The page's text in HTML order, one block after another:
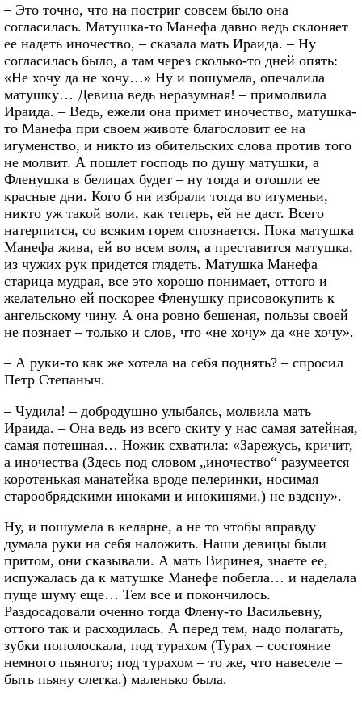
– Это точно, что на постриг совсем было она
согласилась. Матушка-то Манефа давно ведь склоняет
ее надеть иночество, – сказала мать Ираида. – Ну
согласилась было, а там через сколько-то дней опять:
«Не хочу да не хочу…» Ну и пошумела, опечалила
матушку… Девица ведь неразумная! – примолвила
Ираида. – Ведь, ежели она примет иночество, матушка-
то Манефа при своем животе благословит ее на
игуменство, и никто из обительских слова против того
не молвит. А пошлет господь по душу матушки, а
Фленушка в белицах будет – ну тогда и отошли ее
красные дни. Кого б ни избрали тогда во игуменьи,
никто уж такой воли, как теперь, ей не даст. Всего
натерпится, со всяким горем спознается. Пока матушка
Манефа жива, ей во всем воля, а преставится матушка,
из чужих рук придется глядеть. Матушка Манефа
старица мудрая, все это хорошо понимает, оттого и
желательно ей поскорее Фленушку присовокупить к
ангельскому чину. А она ровно бешеная, пользы своей
не познает – только и слов, что «не хочу» да «не хочу».
– А руки-то как же хотела на себя поднять? – спросил
Петр Степаныч.
– Чудила! – добродушно улыбаясь, молвила мать
Ираида. – Она ведь из всего скиту у нас самая затейная,
самая потешная… Ножик схватила: «Зарежусь, кричит,
а иночества (Здесь под словом „иночество“ разумеется
коротенькая манатейка вроде пелеринки, носимая
старообрядскими иноками и инокинями.) не вздену».
Ну, и пошумела в келарне, а не то чтобы вправду
думала руки на себя наложить. Наши девицы были
притом, они сказывали. А мать Виринея, знаете ее,
испужалась да к матушке Манефе побегла… и наделала
пуще шуму еще… Тем все и покончилось.
Раздосадовали оченно тогда Флену-то Васильевну,
оттого так и расходилась. А перед тем, надо полагать,
зубки пополоскала, под турахом (Турах – состояние
немного пьяного; под турахом – то же, что навеселе –
быть пьяну слегка.) маленько была.